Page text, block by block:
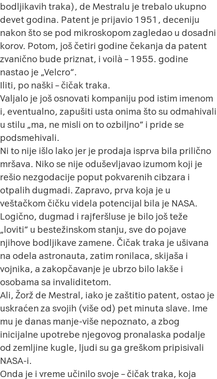
bodljikavih traka), de Mestralu je trebalo ukupno
devet godina. Patent je prijavio 1951, deceniju
nakon što se pod mikroskopom zagledao u dosadni
korov. Potom, još četiri godine čekanja da patent
zvanično bude priznat, i voilà – 1955. godine
nastao je „Velcro“.
Iliti, po naški – čičak traka.
Valjalo je još osnovati kompaniju pod istim imenom
i, eventualno, zapušiti usta onima što su odmahivali
u stilu „ma, ne misli on to ozbiljno“ i pride se
podsmehivali.
Ni to nije išlo lako jer je prodaja isprva bila prilično
mršava. Niko se nije oduševljavao izumom koji je
rešio nezgodacije poput pokvarenih cibzara i
otpalih dugmadi. Zapravo, prva koja je u
veštačkom čičku videla potencijal bila je NASA.
Logično, dugmad i rajferšluse je bilo još teže
„loviti“ u bestežinskom stanju, sve do pojave
njihove bodljikave zamene. Čičak traka je ušivana
na odela astronauta, zatim ronilaca, skijaša i
vojnika, a zakopčavanje je ubrzo bilo lakše i
osobama sa invaliditetom.
Ali, Žorž de Mestral, iako je zaštitio patent, ostao je
uskraćen za svojih (više od) pet minuta slave. Ime
mu je danas manje-više nepoznato, a zbog
inicijalne upotrebe njegovog pronalaska podalje
od zemljine kugle, ljudi su ga greškom pripisivali
NASA-i.
Onda je i vreme učinilo svoje – čičak traka, koja